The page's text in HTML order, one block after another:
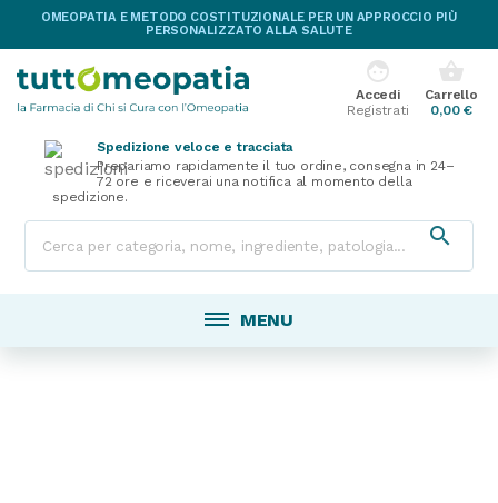
OMEOPATIA E METODO COSTITUZIONALE PER UN APPROCCIO PIÙ
PERSONALIZZATO ALLA SALUTE
shopping_basket
Carrello
0,00 €
face
Accedi
Registrati
Spedizione veloce e tracciata
Prepariamo rapidamente il tuo ordine, consegna in 24–
72 ore e riceverai una notifica al momento della
spedizione.

MENU